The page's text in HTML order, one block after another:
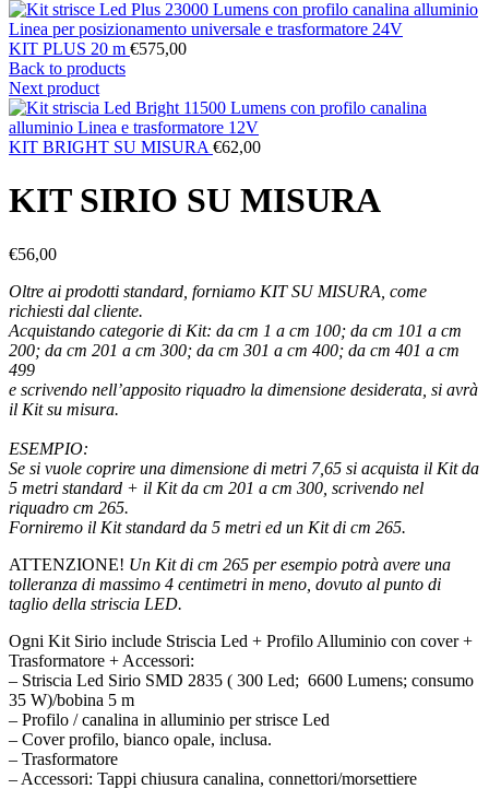
KIT PLUS 20 m €575,00
Back to products
Next product
KIT BRIGHT SU MISURA €62,00
KIT SIRIO SU MISURA
€56,00
Oltre ai prodotti standard, forniamo KIT SU MISURA, come
richiesti dal cliente.
Acquistando categorie di Kit: da cm 1 a cm 100; da cm 101 a cm
200; da cm 201 a cm 300; da cm 301 a cm 400; da cm 401 a cm
499
e scrivendo nell’apposito riquadro la dimensione desiderata, si avrà
il Kit su misura.
ESEMPIO:
Se si vuole coprire una dimensione di metri 7,65 si acquista il Kit da
5 metri standard + il Kit da cm 201 a cm 300, scrivendo nel
riquadro cm 265.
Forniremo il Kit standard da 5 metri ed un Kit di cm 265.
ATTENZIONE! Un Kit di cm 265 per esempio potrà avere una
tolleranza di massimo 4 centimetri in meno, dovuto al punto di
taglio della striscia LED.
Ogni Kit Sirio include Striscia Led + Profilo Alluminio con cover +
Trasformatore + Accessori:
– Striscia Led Sirio SMD 2835 ( 300 Led; 6600 Lumens; consumo
35 W)/bobina 5 m
– Profilo / canalina in alluminio per strisce Led
– Cover profilo, bianco opale, inclusa.
– Trasformatore
– Accessori: Tappi chiusura canalina, connettori/morsettiere